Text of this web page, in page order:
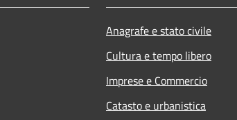
Anagrafe e stato civile
Cultura e tempo libero
Imprese e Commercio
Catasto e urbanistica